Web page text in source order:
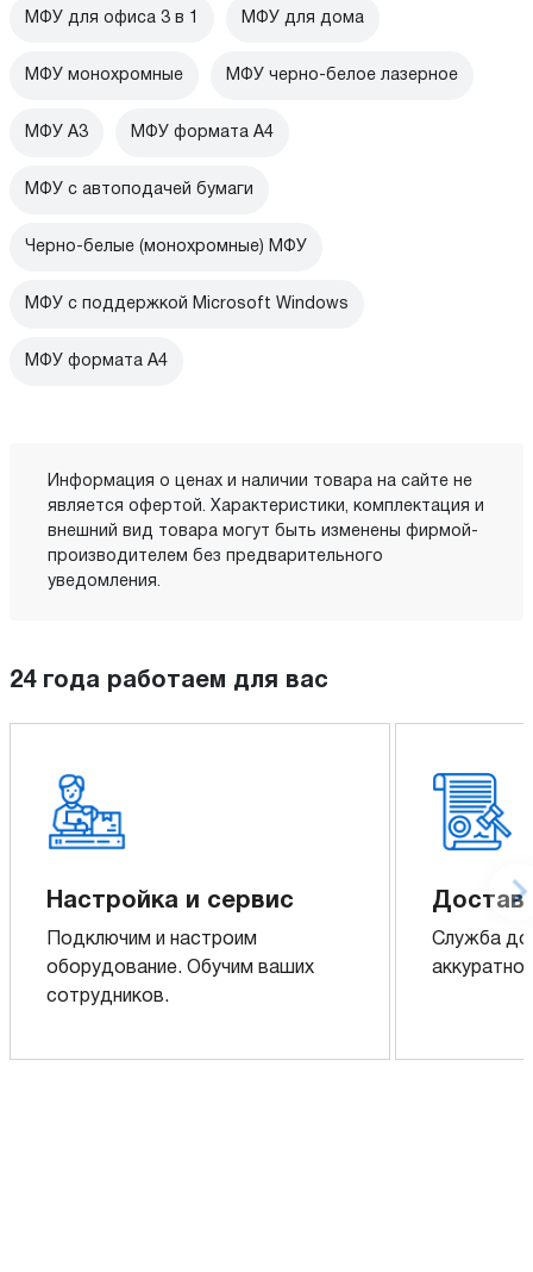
МФУ для офиса 3 в 1 МФУ для дома
МФУ монохромные МФУ черно-белое лазерное
МФУ А3 МФУ формата А4
МФУ с автоподачей бумаги
Черно-белые (монохромные) МФУ
МФУ с поддержкой Microsoft Windows
МФУ формата А4
Информация о ценах и наличии товара на сайте не
является офертой. Характеристики, комплектация и
внешний вид товара могут быть изменены фирмой-
производителем без предварительного
уведомления.
24 года работаем для вас
Настройка и сервис
Подключим и настроим
оборудование. Обучим ваших
сотрудников.
Служба
аккуратно